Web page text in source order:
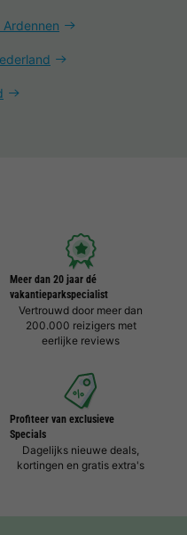
Meer dan 20 jaar dé
vakantieparkspecialist
Vertrouwd door meer dan
200.000 reizigers met
eerlijke reviews
Profiteer van exclusieve
Specials
Dagelijks nieuwe deals,
kortingen en gratis extra's